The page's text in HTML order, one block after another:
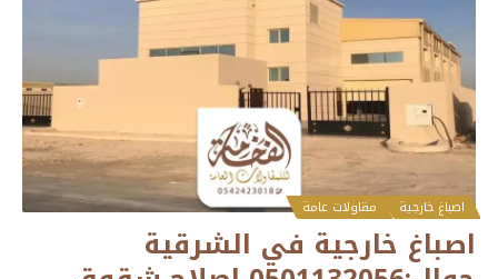
اصباغ خارجية مقاولات عامة
اصباغ خارجية في الشرقية